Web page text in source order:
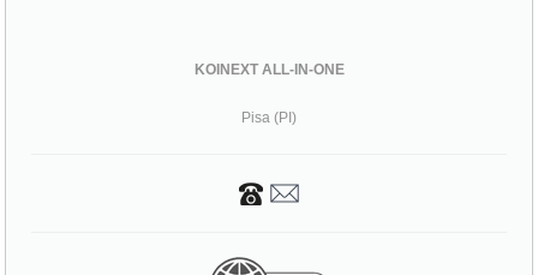
KOINEXT ALL-IN-ONE
Pisa (PI)